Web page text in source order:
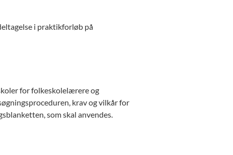
i praktikforløb på
for folkeskolelærere og
krav og vilkår for
som skal anvendes.